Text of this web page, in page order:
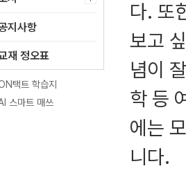
지사항
재 정오표
다. 또
보고
념이
학 등
에는
니다.